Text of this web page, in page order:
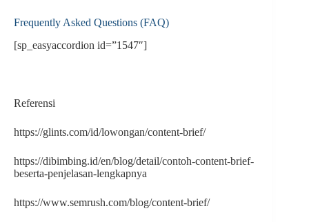
Frequently Asked Questions (FAQ)
[sp_easyaccordion id=”1547″]
Referensi
https://glints.com/id/lowongan/content-brief/
https://dibimbing.id/en/blog/detail/contoh-content-brief-
beserta-penjelasan-lengkapnya
https://www.semrush.com/blog/content-brief/